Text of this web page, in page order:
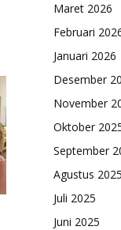
Maret 2026
Februari
Januari 2026
Desember
November
Oktober
September
Agustus 2025
Juli 2025
Juni 2025